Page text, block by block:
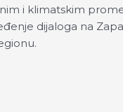
i klimatskim
dijaloga na